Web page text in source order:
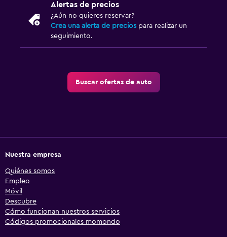
Alertas de precios
¿Aún no quieres reservar?
Crea una alerta de precios para realizar un
seguimiento.
Buscar ofertas de auto
Nuestra empresa
Quiénes somos
Empleo
Móvil
Descubre
Cómo funcionan nuestros servicios
Códigos promocionales momondo